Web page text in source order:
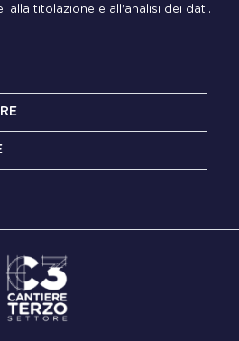
alla titolazione e all'analisi dei dati.